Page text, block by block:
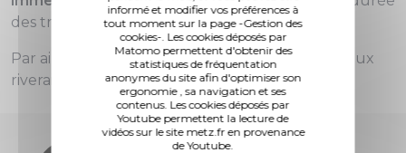
informé et modifier vos préférences à
tout moment sur la page -Gestion des
cookies-. Les cookies déposés par
Matomo permettent d'obtenir des
statistiques de fréquentation
anonymes du site afin d'optimiser son
ergonomie , sa navigation et ses
contenus. Les cookies déposés par
Youtube permettent la lecture de
vidéos sur le site metz.fr en provenance
de Youtube.
des travaux.
Par ailleurs, GRDF a distribué une information aux
riverains et commerçants concernés.